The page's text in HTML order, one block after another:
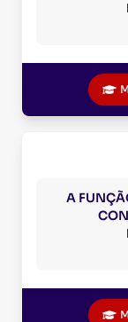
A